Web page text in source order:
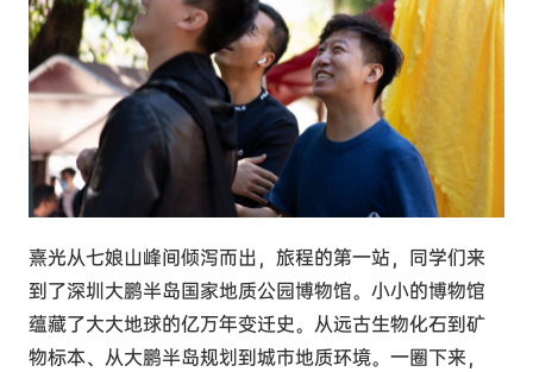
熹光从七娘山峰间倾泻而出，旅程的第一站，同学们来
到了深圳大鹏半岛国家地质公园博物馆。小小的博物馆
蕴藏了大大地球的亿万年变迁史。从远古生物化石到矿
物标本、从大鹏半岛规划到城市地质环境。一圈下来，